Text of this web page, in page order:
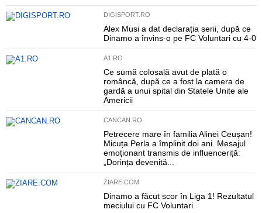
DIGISPORT.RO
Alex Musi a dat declarația serii, după ce
Dinamo a învins-o pe FC Voluntari cu 4-0
A1.RO
Ce sumă colosală avut de plată o
româncă, după ce a fost la camera de
gardă a unui spital din Statele Unite ale
Americii
CANCAN.RO
Petrecere mare în familia Alinei Ceușan!
Micuța Perla a împlinit doi ani. Mesajul
emoționant transmis de influenceriță:
„Dorința devenită...
ZIARE.COM
Dinamo a făcut scor în Liga 1! Rezultatul
meciului cu FC Voluntari